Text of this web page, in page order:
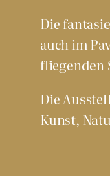
Die
auch im
fliegenden
Die
Kunst,